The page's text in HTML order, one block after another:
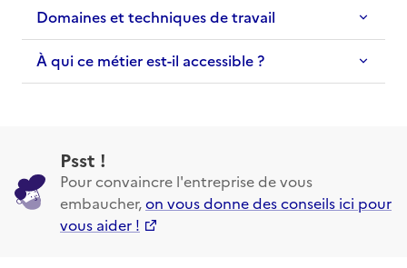
Domaines et techniques de travail
À qui ce métier est-il accessible ?
Psst !
Pour convaincre l'entreprise de vous
embaucher,on vous donne des conseils ici pour
vous aider !